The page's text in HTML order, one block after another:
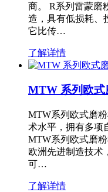
商。 R系列雷蒙磨
造，具有低损耗、
它比传…
了解详情
MTW 系列欧式
MTW系列欧式磨
术水平，拥有多
MTW系列欧式磨
欧洲先进制造技术
可…
了解详情